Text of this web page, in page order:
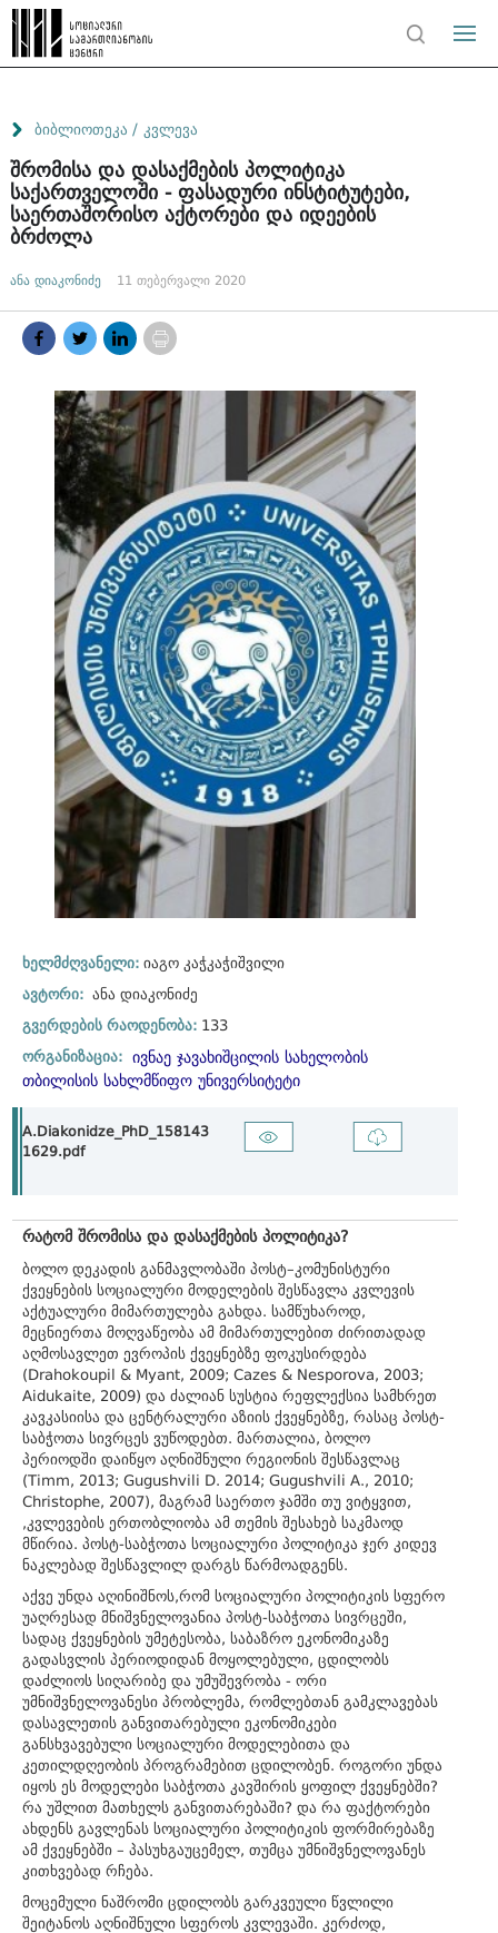
ბიბლიოთეკა / კვლევა
შრომისა და დასაქმების პოლიტიკა
საქართველოში - ფასადური ინსტიტუტები,
საერთაშორისო აქტორები და იდეების
ბრძოლა
ანა დიაკონიძე 11 თებერვალი 2020
ხელმძღვანელი: იაგო კაჭკაჭიშვილი
ავტორი:ანა დიაკონიძე
გვერდების რაოდენობა: 133
ორგანიზაცია: ივნაე ჯავახიშცილის სახელობის
თბილისის სახლმწიფო უნივერსიტეტი
A.Diakonidze_PhD_158143
1629.pdf
რატომ შრომისა და დასაქმების პოლიტიკა?
ბოლო დეკადის განმავლობაში პოსტ–კომუნისტური
ქვეყნების სოციალური მოდელების შესწავლა კვლევის
აქტუალური მიმართულება გახდა. სამწუხაროდ,
მეცნიერთა მოღვაწეობა ამ მიმართულებით ძირითადად
აღმოსავლეთ ევროპის ქვეყნებზე ფოკუსირდება
(Drahokoupil & Myant, 2009; Cazes & Nesporova, 2003;
Aidukaite, 2009) და ძალიან სუსტია რეფლექსია სამხრეთ
კავკასიისა და ცენტრალური აზიის ქვეყნებზე, რასაც პოსტ-
საბჭოთა სივრცეს ვუწოდებთ. მართალია, ბოლო
პერიოდში დაიწყო აღნიშნული რეგიონის შესწავლაც
(Timm, 2013; Gugushvili D. 2014; Gugushvili A., 2010;
Christophe, 2007), მაგრამ საერთო ჯამში თუ ვიტყვით,
,კვლევების ერთობლიობა ამ თემის შესახებ საკმაოდ
მწირია. პოსტ-საბჭოთა სოციალური პოლიტიკა ჯერ კიდევ
ნაკლებად შესწავლილ დარგს წარმოადგენს.
აქვე უნდა აღინიშნოს,რომ სოციალური პოლიტიკის სფერო
უაღრესად მნიშვნელოვანია პოსტ-საბჭოთა სივრცეში,
სადაც ქვეყნების უმეტესობა, საბაზრო ეკონომიკაზე
გადასვლის პერიოდიდან მოყოლებული, ცდილობს
დაძლიოს სიღარიბე და უმუშევრობა - ორი
უმნიშვნელოვანესი პრობლემა, რომლებთან გამკლავებას
დასავლეთის განვითარებული ეკონომიკები
განსხვავებული სოციალური მოდელებითა და
კეთილდღეობის პროგრამებით ცდილობენ. როგორი უნდა
იყოს ეს მოდელები საბჭოთა კავშირის ყოფილ ქვეყნებში?
რა უშლით მათხელს განვითარებაში? და რა ფაქტორები
ახდენს გავლენას სოციალური პოლიტიკის ფორმირებაზე
ამ ქვეყნებში – პასუხგაუცემელ, თუმცა უმნიშვნელოვანეს
კითხვებად რჩება.
მოცემული ნაშრომი ცდილობს გარკვეული წვლილი
შეიტანოს აღნიშნული სფეროს კვლევაში. კერძოდ,